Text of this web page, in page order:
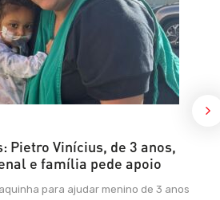
Pietro Vinícius, de 3 anos,
e família pede apoio
para ajudar menino de 3 anos